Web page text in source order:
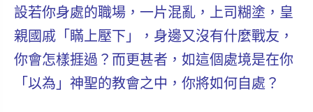
設若你身處的職場，一片混亂，上司糊塗，皇
親國戚「瞞上壓下」，身邊又沒有什麼戰友，
你會怎樣捱過？而更甚者，如這個處境是在你
「以為」神聖的教會之中，你將如何自處？